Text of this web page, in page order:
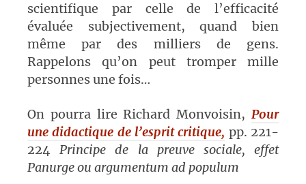
scientifique par celle de l’efficacité
évaluée subjectivement, quand bien
même par des milliers de gens.
Rappelons qu’on peut tromper mille
personnes une fois…
On pourra lire Richard Monvoisin, Pour
une didactique de l’esprit critique, pp. 221-
224Principe de la preuve sociale, effet
Panurge ou argumentum ad populum